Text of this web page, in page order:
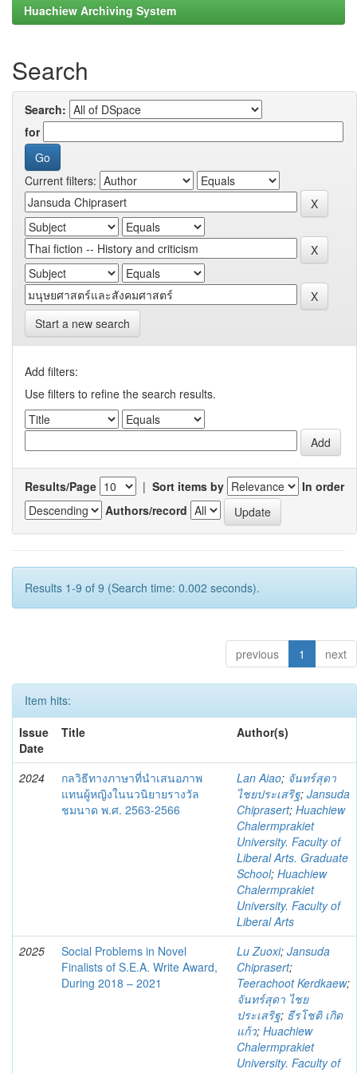
Huachiew Archiving System
Search
Search:
for
Current filters:
Start a new search
Add filters:
Use filters to refine the search results.
Results/Page | Sort items by
In order
Authors/record
Results 1-9 of 9 (Search time: 0.002 seconds).
previous 1 next
Item hits:
Issue
Date
Title Author(s)
2024
กลวิธีทางภาษาที่นำเสนอภาพ
แทนผู้หญิงในนวนิยายรางวัล
ชมนาด พ.ศ. 2563-2566
Lan Aiao; จันทร์สุดา
ไชยประเสริฐ; Jansuda
Chiprasert; Huachiew
Chalermprakiet
University. Faculty of
Liberal Arts. Graduate
School; Huachiew
Chalermprakiet
University. Faculty of
Liberal Arts
2025
Social Problems in Novel
Finalists of S.E.A. Write Award,
During 2018 – 2021
Lu Zuoxi; Jansuda
Chiprasert;
Teerachoot Kerdkaew;
จันทร์สุดา ไชย
ประเสริฐ; ธีรโชติ เกิด
แก้ว; Huachiew
Chalermprakiet
University. Faculty of